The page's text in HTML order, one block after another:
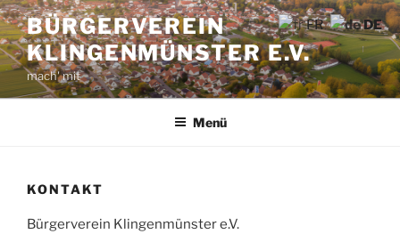
Zum
Inhalt
springen
BÜRGERVEREIN
KLINGENMÜNSTER E.V.
mach' mit
Menü
KONTAKT
Bürgerverein Klingenmünster e.V.
FR DE